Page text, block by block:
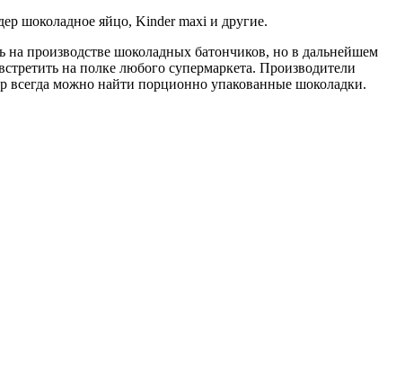
шоколадное яйцо, Kinder maxi и другие.
производстве шоколадных батончиков, но в дальнейшем
на полке любого супермаркета. Производители
всегда можно найти порционно упакованные шоколадки.